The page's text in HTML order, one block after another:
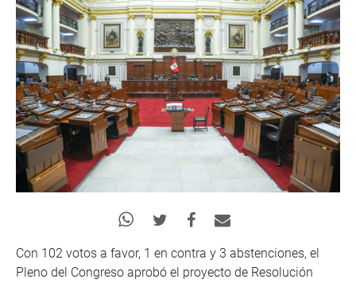
Con 102 votos a favor, 1 en contra y 3 abstenciones, el
Pleno del Congreso aprobó el proyecto de Resolución